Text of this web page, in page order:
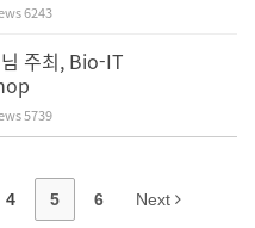
6243
주최, Bio-IT
5739
4 5 6 Next